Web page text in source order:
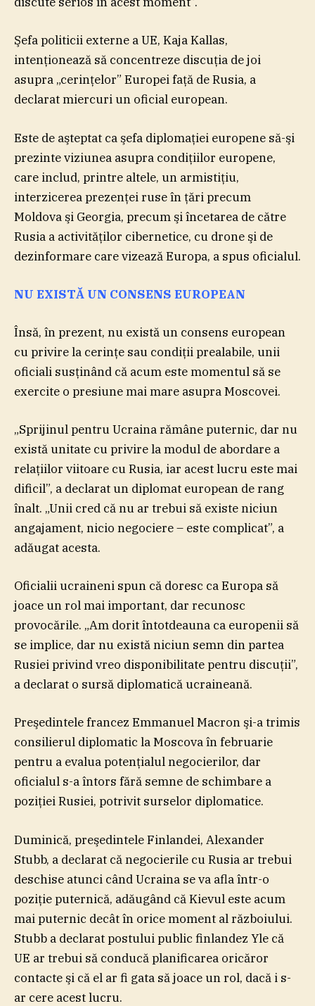
Şefa politicii externe a UE, Kaja Kallas,
intenţionează să concentreze discuţia de joi
asupra „cerinţelor” Europei faţă de Rusia, a
declarat miercuri un oficial european.
Este de aşteptat ca şefa diplomaţiei europene să-şi
prezinte viziunea asupra condiţiilor europene,
care includ, printre altele, un armistiţiu,
interzicerea prezenţei ruse în ţări precum
Moldova şi Georgia, precum şi încetarea de către
Rusia a activităţilor cibernetice, cu drone şi de
dezinformare care vizează Europa, a spus oficialul.
NU EXISTĂ UN CONSENS EUROPEAN
Însă, în prezent, nu există un consens european
cu privire la cerinţe sau condiţii prealabile, unii
oficiali susţinând că acum este momentul să se
exercite o presiune mai mare asupra Moscovei.
„Sprijinul pentru Ucraina rămâne puternic, dar nu
există unitate cu privire la modul de abordare a
relaţiilor viitoare cu Rusia, iar acest lucru este mai
dificil”, a declarat un diplomat european de rang
înalt. „Unii cred că nu ar trebui să existe niciun
angajament, nicio negociere – este complicat”, a
adăugat acesta.
Oficialii ucraineni spun că doresc ca Europa să
joace un rol mai important, dar recunosc
provocările. „Am dorit întotdeauna ca europenii să
se implice, dar nu există niciun semn din partea
Rusiei privind vreo disponibilitate pentru discuţii”,
a declarat o sursă diplomatică ucraineană.
Preşedintele francez Emmanuel Macron şi-a trimis
consilierul diplomatic la Moscova în februarie
pentru a evalua potenţialul negocierilor, dar
oficialul s-a întors fără semne de schimbare a
poziţiei Rusiei, potrivit surselor diplomatice.
Duminică, preşedintele Finlandei, Alexander
Stubb, a declarat că negocierile cu Rusia ar trebui
deschise atunci când Ucraina se va afla într-o
poziţie puternică, adăugând că Kievul este acum
mai puternic decât în orice moment al războiului.
Stubb a declarat postului public finlandez Yle că
UE ar trebui să conducă planificarea oricăror
contacte şi că el ar fi gata să joace un rol, dacă i s-
ar cere acest lucru.